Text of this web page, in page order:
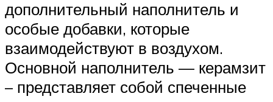
дополнительный наполнитель и
особые добавки, которые
взаимодействуют в воздухом.
Основной наполнитель — керамзит
– представляет собой спеченные